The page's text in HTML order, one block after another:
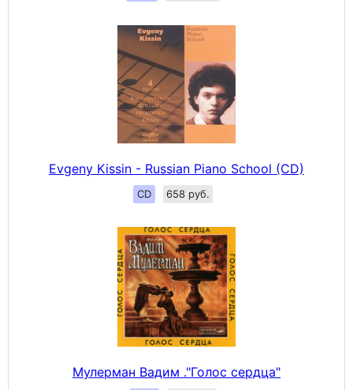
Evgeny Kissin - Russian Piano School (CD)
CD 658 руб.
Мулерман Вадим ."Голос сердца"